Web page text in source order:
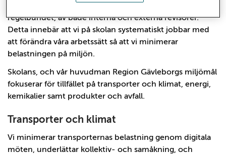
I och med vår certifiering utvärderas vårt miljöarbete
regelbundet, av både interna och externa revisorer.
Detta innebär att vi på skolan systematiskt jobbar med
att förändra våra arbetssätt så att vi minimerar
belastningen på miljön.
Skolans, och vår huvudman Region Gävleborgs miljömål
fokuserar för tillfället på transporter och klimat, energi,
kemikalier samt produkter och avfall.
Transporter och klimat
Vi minimerar transporternas belastning genom digitala
möten, underlättar kollektiv- och samåkning, och